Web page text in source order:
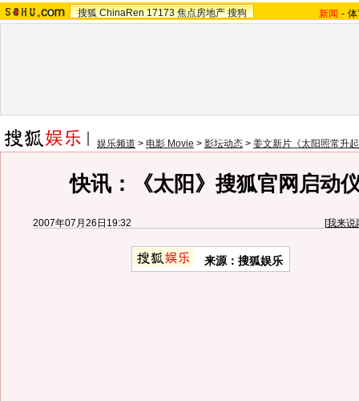
搜狐 ChinaRen 17173 焦点房地产 搜狗 新闻 -
娱乐频道 > 电影 Movie > 影坛动态 > 姜文新片《太阳照常升
快讯：《太阳》搜狐官网启动
2007年07月26日19:32 [我来说
来源：搜狐娱乐